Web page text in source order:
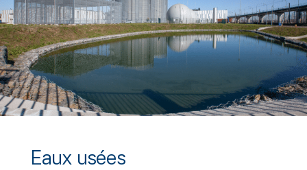
Close
Close
Close
Eaux usées